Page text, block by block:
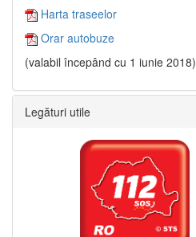
Harta traseelor
Orar autobuze
(valabil începând cu 1 iunie 2018)
Legături utile